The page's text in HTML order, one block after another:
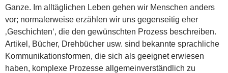
Ganze. Im alltäglichen Leben gehen wir Menschen anders
vor; normalerweise erzählen wir uns gegenseitig eher
‚Geschichten‘, die den gewünschten Prozess beschreiben.
Artikel, Bücher, Drehbücher usw. sind bekannte sprachliche
Kommunikationsformen, die sich als geeignet erwiesen
haben, komplexe Prozesse allgemeinverständlich zu